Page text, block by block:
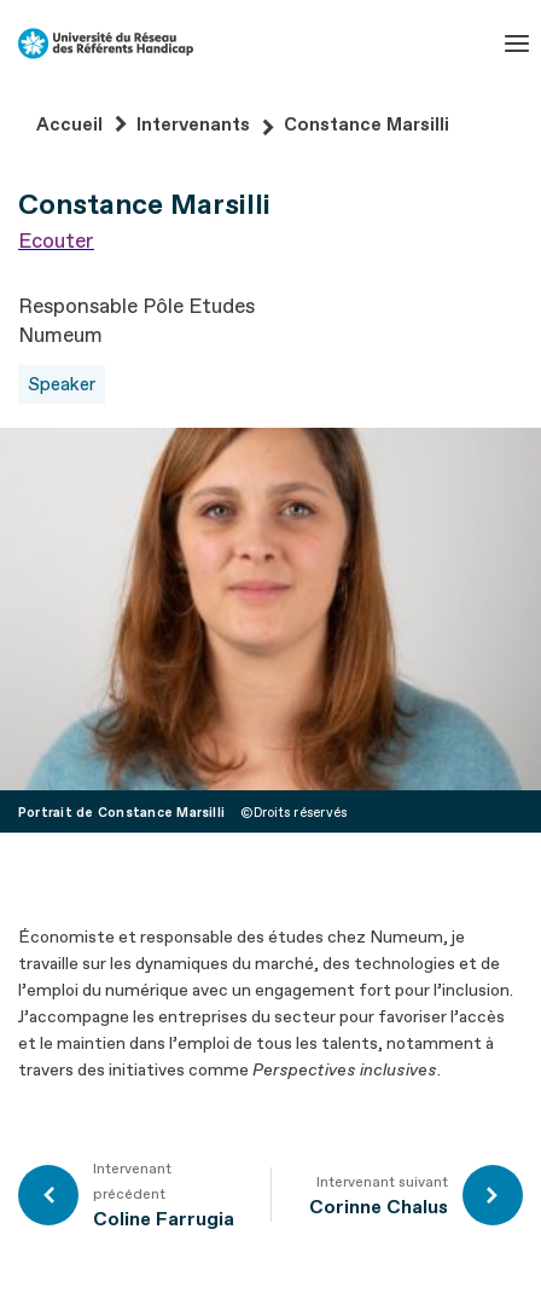
Aller
Aller
de
page
Accueil Intervenants Constance Marsilli
Portrait de Constance Marsilli Droits réservés
Constance Marsilli
Ecouter
Responsable Pôle Etudes
Numeum
Speaker
Économiste et responsable des études chez Numeum, je
travaille sur les dynamiques du marché, des technologies et de
l’emploi du numérique avec un engagement fort pour l’inclusion.
J’accompagne les entreprises du secteur pour favoriser l’accès
et le maintien dans l’emploi de tous les talents, notamment à
travers des initiatives comme Perspectives inclusives.
Intervenant
précédent
Coline Farrugia
Intervenant suivant
Corinne Chalus